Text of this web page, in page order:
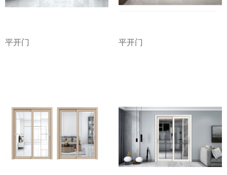
平开门 平开门